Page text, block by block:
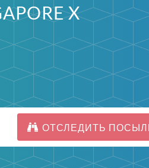
X
ОТСЛЕДИТЬ